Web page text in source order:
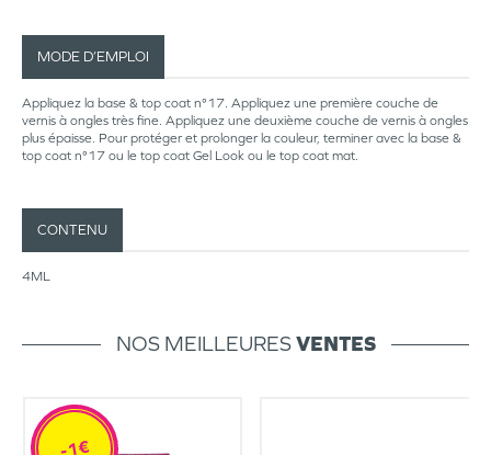
MODE D’EMPLOI
Appliquez la base & top coat n°17. Appliquez une première couche de
vernis à ongles très fine. Appliquez une deuxième couche de vernis à ongles
plus épaisse. Pour protéger et prolonger la couleur, terminer avec la base &
top coat n°17 ou le top coat Gel Look ou le top coat mat.
CONTENU
4ML
NOS MEILLEURESVENTES
-1€